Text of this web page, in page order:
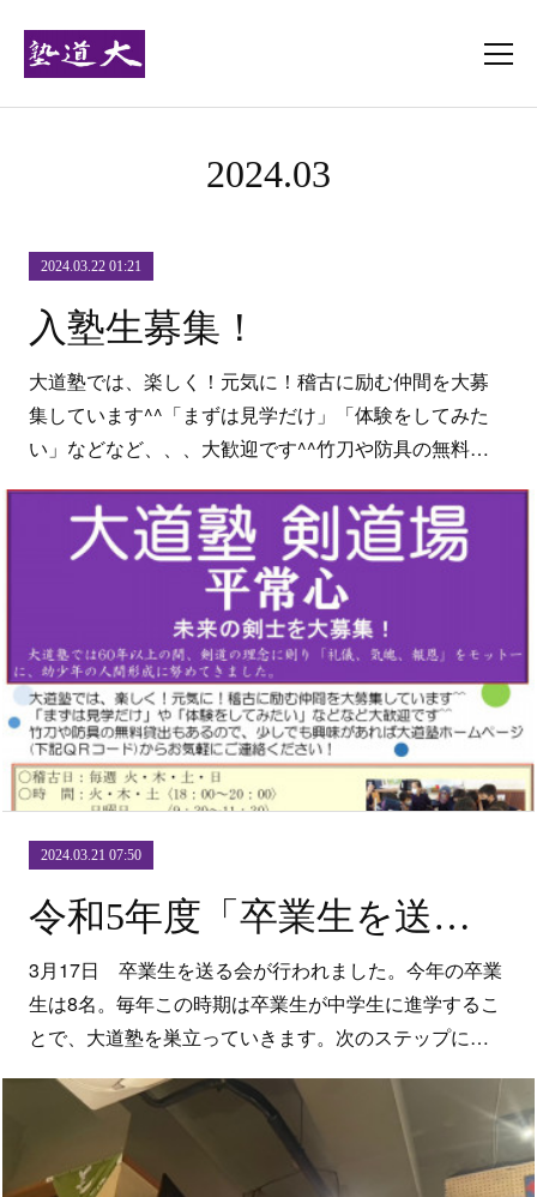
2024.03
2024.03.22 01:21
入塾生募集！
大道塾では、楽しく！元気に！稽古に励む仲間を大募
集しています^^「まずは見学だけ」「体験をしてみた
い」などなど、、、大歓迎です^^竹刀や防具の無料…
2024.03.21 07:50
令和5年度「卒業生を送る会」
3月17日 卒業生を送る会が行われました。今年の卒業
生は8名。毎年この時期は卒業生が中学生に進学するこ
とで、大道塾を巣立っていきます。次のステップに…